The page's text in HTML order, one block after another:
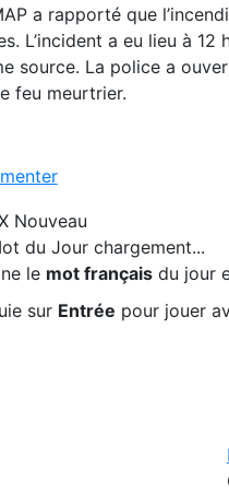
a rapporté que
L’incident a eu lieu à
source. La police a
feu meurtrier.
Nouveau
du Jour chargement...
le mot françaisdu jour
sur Entrée pour jouer